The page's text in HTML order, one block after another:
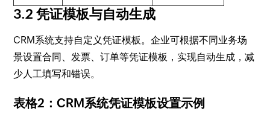
3.2 凭证模板与自动生成
CRM系统支持自定义凭证模板。企业可根据不同业务场
景设置合同、发票、订单等凭证模板，实现自动生成，减
少人工填写和错误。
表格2：CRM系统凭证模板设置示例